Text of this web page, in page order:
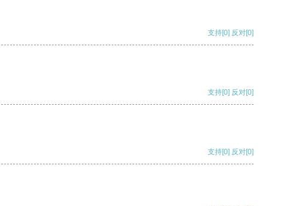
支持[0] 反对[0]
支持[0] 反对[0]
支持[0] 反对[0]